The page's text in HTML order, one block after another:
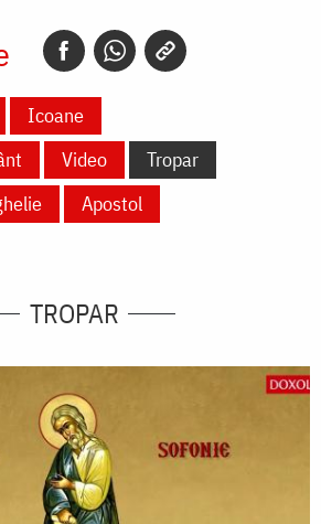
Icoane
Video
Tropar
Apostol
TROPAR